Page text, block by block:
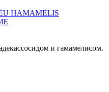
HAMAMELIS
и гамамелисом.